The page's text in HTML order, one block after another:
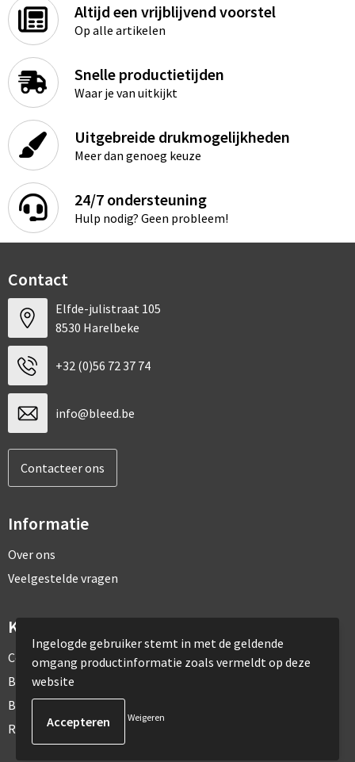
Altijd een vrijblijvend voorstel
Op alle artikelen
Snelle productietijden
Waar je van uitkijkt
Uitgebreide drukmogelijkheden
Meer dan genoeg keuze
24/7 ondersteuning
Hulp nodig? Geen probleem!
Contact
Elfde-julistraat 105
8530 Harelbeke
+32 (0)56 72 37 74
info@bleed.be
Contacteer ons
Informatie
Over ons
Veelgestelde vragen
Klantenservice
Contact
Bestelling & Bezorging
Betaalmethoden
Retourneren
Ingelogde gebruiker stemt in met de geldende
omgang productinformatie zoals vermeldt op deze
website
Weigeren